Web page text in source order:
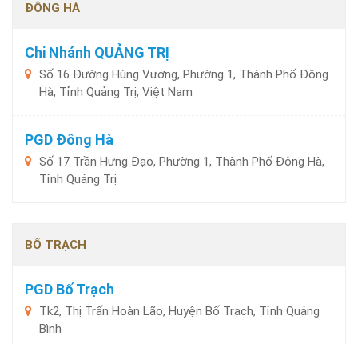
ĐÔNG HÀ
Chi Nhánh QUẢNG TRỊ
Số 16 Đường Hùng Vương, Phường 1, Thành Phố Đông
Hà, Tỉnh Quảng Trị, Việt Nam
PGD Đông Hà
Số 17 Trần Hưng Đạo, Phường 1, Thành Phố Đông Hà,
Tỉnh Quảng Trị
BỐ TRẠCH
PGD Bố Trạch
Tk2, Thị Trấn Hoàn Lão, Huyện Bố Trạch, Tỉnh Quảng
Bình